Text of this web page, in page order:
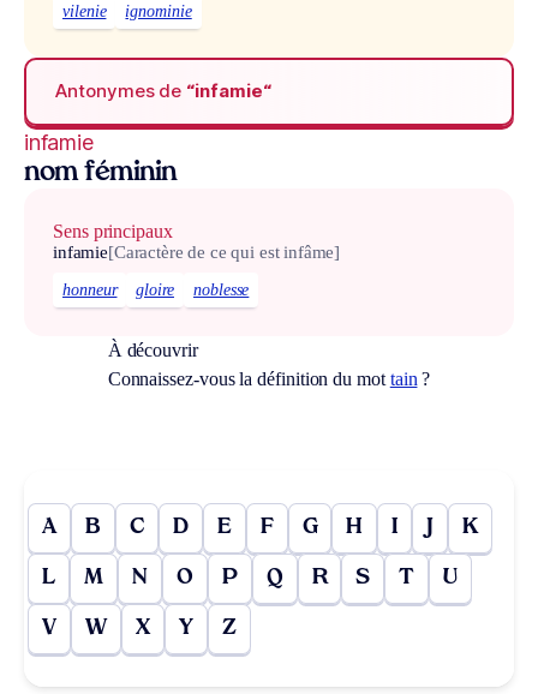
vilenie ignominie
Antonymes de “infamie“
infamie
nom féminin
Sens principaux
infamie[Caractère de ce qui est infâme]
honneur gloire noblesse
À découvrir
Connaissez-vous la définition du mot tain ?
A B C D E F G H I J K
L M N O P Q R S T U
V W X Y Z